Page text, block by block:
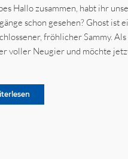
Hallo zusammen, habt ihr
schon gesehen? Ghost ist
fröhlicher Sammy.
voller Neugier und möchte